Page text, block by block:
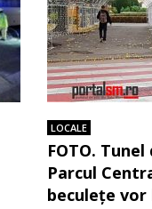
LOCALE
FOTO.
Parcul
beculețe vor